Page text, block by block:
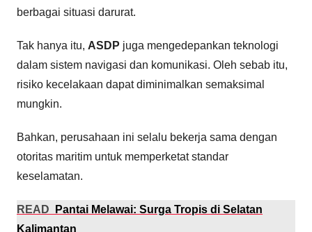
berbagai situasi darurat.
Tak hanya itu, ASDP juga mengedepankan teknologi
dalam sistem navigasi dan komunikasi. Oleh sebab itu,
risiko kecelakaan dapat diminimalkan semaksimal
mungkin.
Bahkan, perusahaan ini selalu bekerja sama dengan
otoritas maritim untuk memperketat standar
keselamatan.
READ
Pantai Melawai: Surga Tropis di Selatan
Kalimantan